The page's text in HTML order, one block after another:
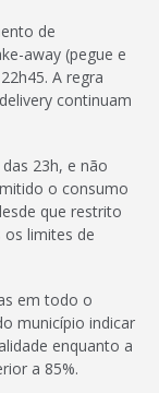
de
away (pegue e
A regra
continuam
23h, e não
o consumo
que restrito
os limites de
em todo o
município indicar
enquanto a
a 85%.